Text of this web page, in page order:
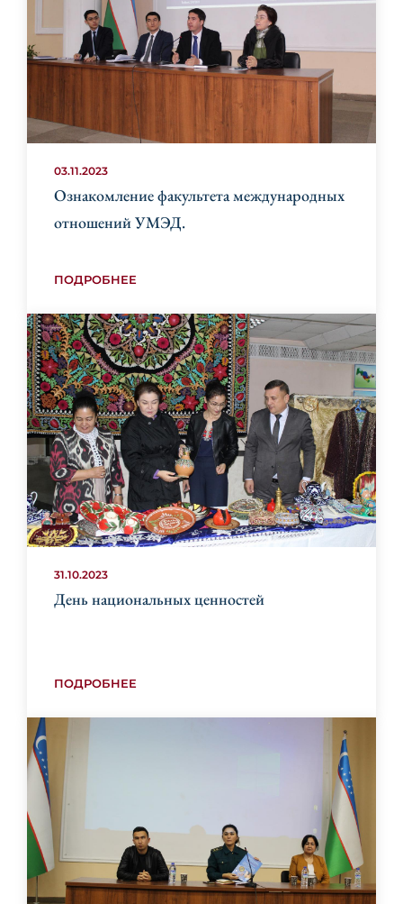
03.11.2023
Ознакомление факультета международных
отношений УМЭД.
ПОДРОБНЕЕ
31.10.2023
День национальных ценностей
ПОДРОБНЕЕ